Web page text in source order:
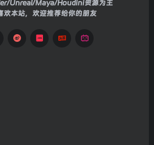
Unreal/Maya/Houdini资源为主
欢本站，欢迎推荐给你的朋友